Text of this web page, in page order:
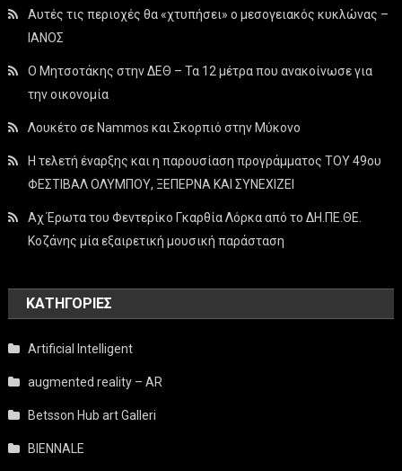
Αυτές τις περιοχές θα «χτυπήσει» ο μεσογειακός κυκλώνας –
ΙΑΝΟΣ
Ο Μητσοτάκης στην ΔΕΘ – Τα 12 μέτρα που ανακοίνωσε για
την οικονομία
Λουκέτο σε Nammos και Σκορπιό στην Μύκονο
Η τελετή έναρξης και η παρουσίαση προγράμματος ΤΟΥ 49ου
ΦΕΣΤΙΒΑΛ ΟΛΥΜΠΟΥ, ΞΕΠΕΡΝΑ ΚΑΙ ΣΥΝΕΧΙΖΕΙ
Αχ Έρωτα του Φεντερίκο Γκαρθία Λόρκα από το ΔΗ.ΠΕ.ΘΕ.
Κοζάνης μία εξαιρετική μουσική παράσταση
KΑΤΗΓΟΡΊΕΣ
Artificial Intelligent
augmented reality – AR
Betsson Hub art Galleri
BIENNALE